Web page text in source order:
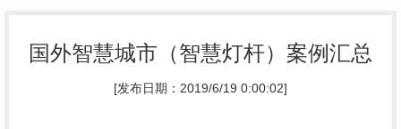
国外智慧城市（智慧灯杆）案例汇总
[发布日期：2019/6/19 0:00:02]